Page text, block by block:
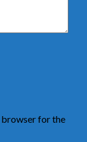
browser for the